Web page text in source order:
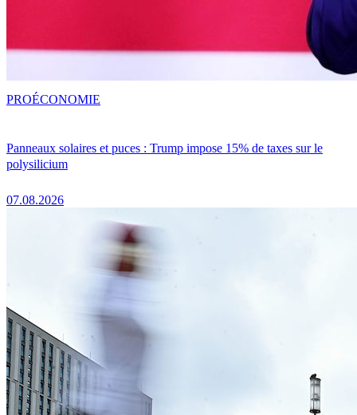
Panneaux solaires et puces : Trump impose 15% de taxes sur le
polysilicium
07.08.2026
PROÉCONOMIE